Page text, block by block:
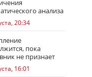
анализа
кампаний
20:34
пока
не признает
16:01